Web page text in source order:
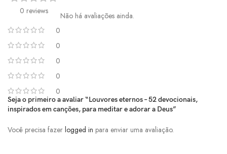
0 reviews
0
0
0
0
0
Não há avaliações ainda.
Seja o primeiro a avaliar “Louvores eternos – 52 devocionais,
inspirados em canções, para meditar e adorar a Deus”
Você precisa fazer logged in para enviar uma avaliação.